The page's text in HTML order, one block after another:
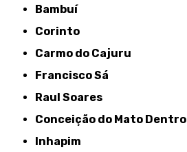
Bambuí
Corinto
Carmo do Cajuru
Francisco Sá
Raul Soares
Conceição do Mato Dentro
Inhapim